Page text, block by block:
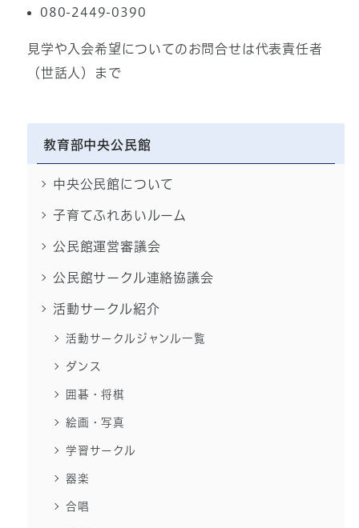
080-2449-0390
見学や入会希望についてのお問合せは代表責任者
（世話人）まで
教育部中央公民館
中央公民館について
子育てふれあいルーム
公民館運営審議会
公民館サークル連絡協議会
活動サークル紹介
活動サークルジャンル一覧
ダンス
囲碁・将棋
絵画・写真
学習サークル
器楽
合唱